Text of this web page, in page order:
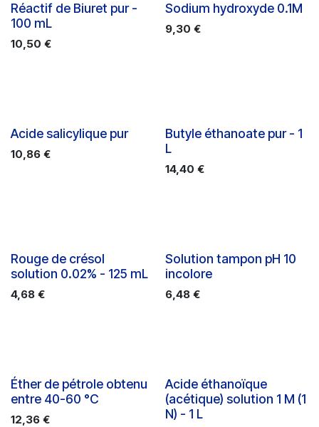
Réactif de Biuret pur -
100 mL
10,50 €
Sodium hydroxyde 0.1M
9,30 €
Acide salicylique pur
10,86 €
Butyle éthanoate pur - 1
L
14,40 €
Rouge de crésol
solution 0.02% - 125 mL
4,68 €
Solution tampon pH 10
incolore
6,48€
Éther de pétrole obtenu
entre 40-60 °C
12,36 €
Acide éthanoïque
(acétique) solution 1 M (1
N) - 1 L